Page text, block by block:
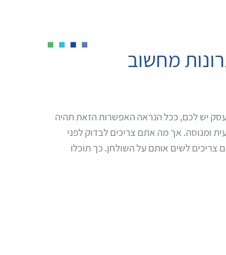
מחשוב
יש לכם, ככל הנראה האפשרות הזאת תהיה
ומנוסה. אך מה אתם צריכים לבדוק לפני
לשים אותם על השולחן. כך תוכלו